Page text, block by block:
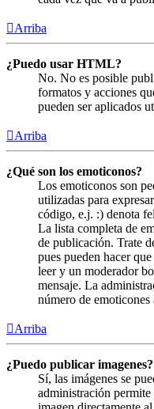
Arriba
¿Puedo usar HTML?
No. No es posible
formatos y acciones
pueden ser aplicados
Arriba
¿Qué son los emoticonos?
Los emoticonos son
utilizadas para
código, e.j. :) denota
La lista completa de
de publicación. Trate
pues pueden hacer
leer y un moderador
mensaje. La
número de
Arriba
¿Puedo publicar imagenes?
Sí, las imágenes se
administración